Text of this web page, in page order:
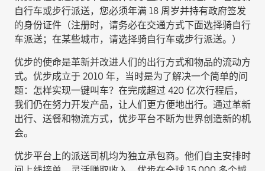
自行车或步行派送，您必须年满 18 周岁并持有政府签发
的身份证件（注册时，请务必在交通方式下面选择骑自行
车派送；在某些城市，请选择骑自行车或步行派送。）
优步的使命是革新并改进人们的出行方式和物品的流动方
式。优步成立于 2010 年，当时是为了解决一个简单的问
题：怎样实现一键叫车？在完成超过 420 亿次行程后，
我们仍在努力开发产品，让人们更方便地出行。通过革新
出行、送餐和物流方式，优步平台不断为世界创造新的机
会。
优步平台上的派送司机均为独立承包商。他们自主安排时